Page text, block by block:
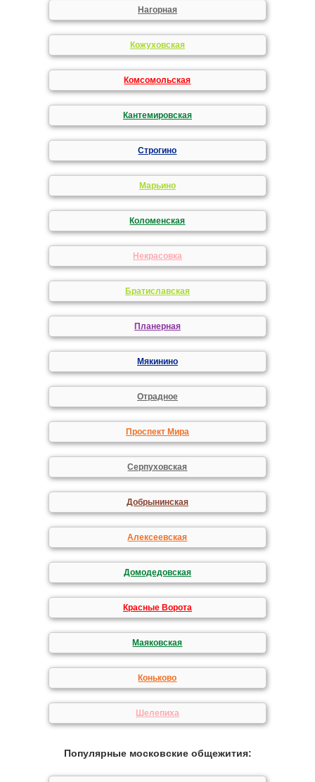
Нагорная
Кожуховская
Комсомольская
Кантемировская
Строгино
Марьино
Коломенская
Некрасовка
Братиславская
Планерная
Мякинино
Отрадное
Проспект Мира
Серпуховская
Добрынинская
Алексеевская
Домодедовская
Красные Ворота
Маяковская
Коньково
Шелепиха
Популярные московские общежития: